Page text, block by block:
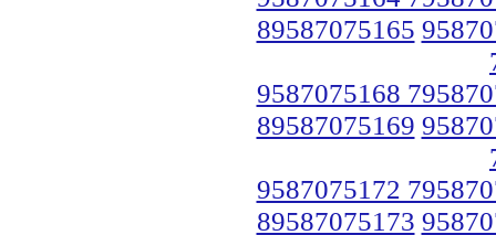
89587075165
9587075168
89587075169
9587075172
89587075173